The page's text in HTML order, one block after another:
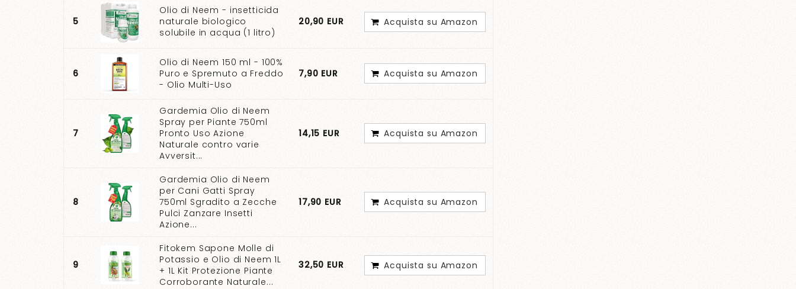
5
Olio di Neem - insetticida
naturale biologico
solubile in acqua (1 litro)
20,90 EUR Acquista su Amazon
6
Olio di Neem 150 ml - 100%
Puro e Spremuto a Freddo
- Olio Multi-Uso
7,90 EUR Acquista su Amazon
7
Gardemia Olio di Neem
Spray per Piante 750ml
Pronto Uso Azione
Naturale contro varie
Avversit...
14,15 EUR Acquista su Amazon
8
Gardemia Olio di Neem
per Cani Gatti Spray
750ml Sgradito a Zecche
Pulci Zanzare Insetti
Azione...
17,90 EUR Acquista su Amazon
9
Fitokem Sapone Molle di
Potassio e Olio di Neem 1L
+ 1L Kit Protezione Piante
Corroborante Naturale...
32,50 EUR Acquista su Amazon